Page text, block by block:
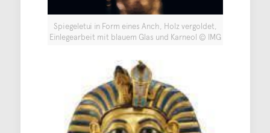
Spiegeletui in Form eines Anch, Holz vergoldet,
Einlegearbeit mit blauem Glas und Karneol © IMG